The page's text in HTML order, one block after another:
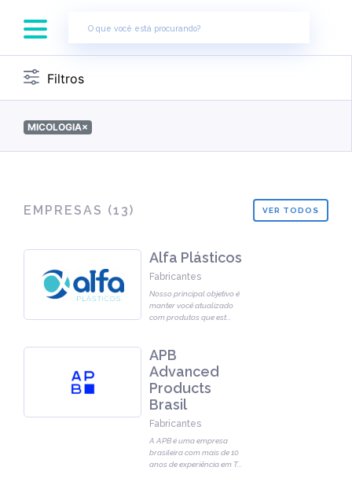
Filtros
MICOLOGIA×
EMPRESAS (13) VER TODOS
Alfa Plásticos
Fabricantes
Nosso principal objetivo é
manter você atualizado
com produtos que est
APB
Advanced
Products
Brasil
Fabricantes
A APB é uma empresa
brasileira com mais de 10
anos de experiência em T...